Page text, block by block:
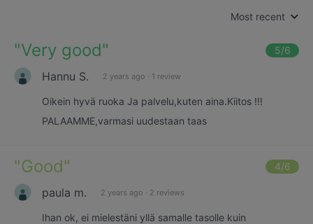
Most recent
"Very good" 5/6
Hannu S. 2 years ago · 1 review
Oikein hyvä ruoka Ja palvelu,kuten aina.Kiitos !!!
PALAAMME,varmasi uudestaan taas
"Good" 4/6
paula m. 2 years ago · 2 reviews
Ihan ok, ei mielestäni yllä samalle tasolle kuin